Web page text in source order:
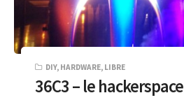
DIY, HARDWARE, LIBRE
36C3 – le hackerspace